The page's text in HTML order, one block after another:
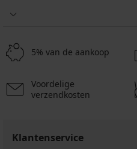
Strandjurk
Amachi
€
€
Strandjurk
Amachi
15,90
12,72
5% van de aankoop
Voordelige
verzendkosten
Klantenservice